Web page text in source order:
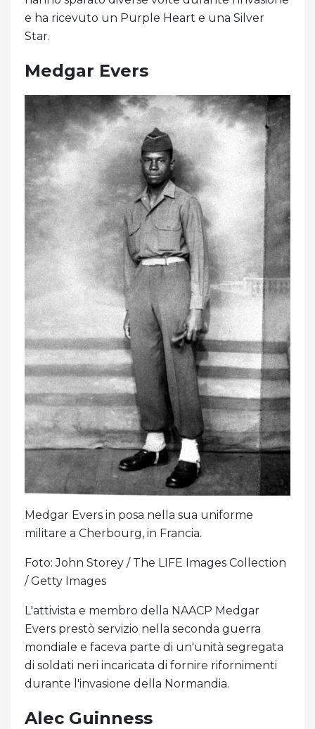
e ha ricevuto un Purple Heart e una Silver
Star.
Medgar Evers
Medgar Evers in posa nella sua uniforme
militare a Cherbourg, in Francia.
Foto: John Storey / The LIFE Images Collection
/ Getty Images
L'attivista e membro della NAACP Medgar
Evers prestò servizio nella seconda guerra
mondiale e faceva parte di un'unità segregata
di soldati neri incaricata di fornire rifornimenti
durante l'invasione della Normandia.
Alec Guinness